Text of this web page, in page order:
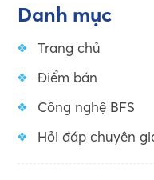
Danh mục
Trang chủ
Điểm bán
Công nghệ BFS
Hỏi đáp chuyên